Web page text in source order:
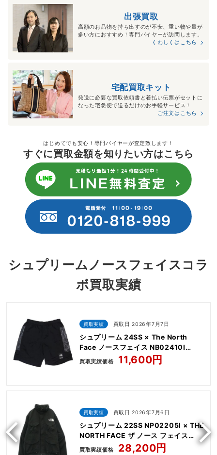
出張買取
高額のお品物を持ち出すのが不安、重い物や量が
多い方におすすめ！専門バイヤーが訪問します。
くわしくはこちら
宅配買取キット
発送に必要な買取依頼書と着払い伝票がセットに
なった宅急便で送るだけのお手軽サービス！
ご注文はこちら
はじめてでも安心！専門バイヤーが査定致します！
すぐに買取金額を知りたい方はこちら
シュプリームノースフェイスコラ
ボ買取実績
買取実績 買取日 2026年7月7日
シュプリーム 24SS × The North
Face ノースフェイス NB02410I
Nylon Short
買取実績価格 11,600円
買取実績 買取日 2026年7月6日
シュプリーム 22SS NP02205I × THE
NORTH FACE ザ ノース フェイス
Trekking Convertible Jacket
買取実績価格 28,200円